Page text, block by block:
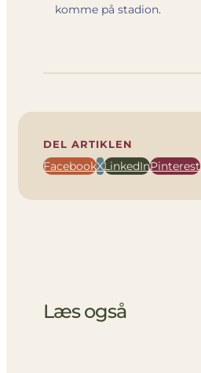
komme på stadion.
DEL ARTIKLEN
FacebookXLinkedInPinterest
Læs også